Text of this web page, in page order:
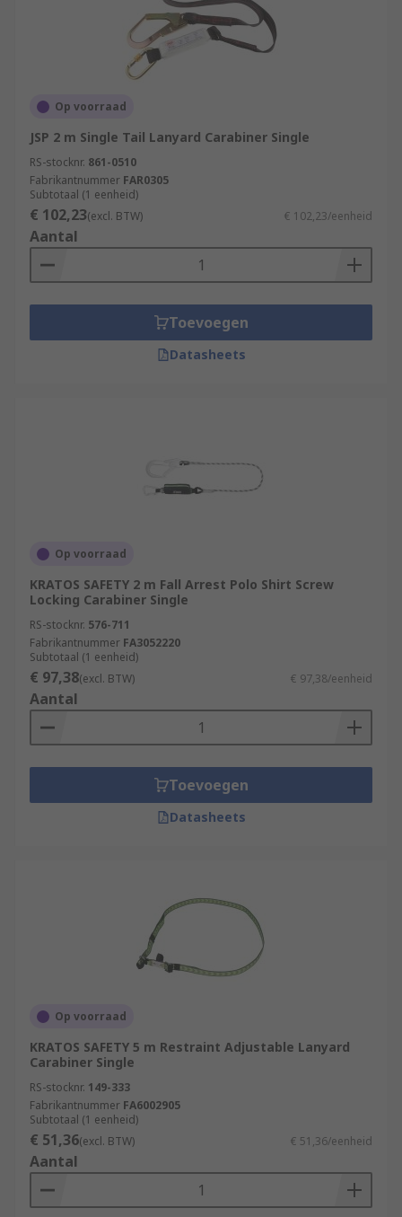
Op voorraad
JSP 2 m Single Tail Lanyard Carabiner Single
RS-stocknr. 861-0510
Fabrikantnummer FAR0305
Subtotaal (1 eenheid)
€ 102,23(excl. BTW) € 102,23/eenheid
Aantal
Toevoegen
Datasheets
Op voorraad
KRATOS SAFETY 2 m Fall Arrest Polo Shirt Screw
Locking Carabiner Single
RS-stocknr. 576-711
Fabrikantnummer FA3052220
Subtotaal (1 eenheid)
€ 97,38(excl. BTW) € 97,38/eenheid
Aantal
Toevoegen
Datasheets
Op voorraad
KRATOS SAFETY 5 m Restraint Adjustable Lanyard
Carabiner Single
RS-stocknr. 149-333
Fabrikantnummer FA6002905
Subtotaal (1 eenheid)
€ 51,36(excl. BTW) € 51,36/eenheid
Aantal